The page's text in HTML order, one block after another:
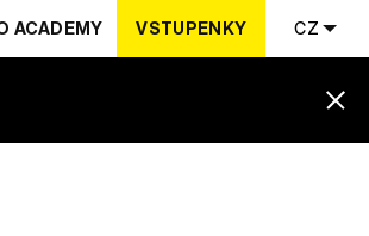
ACADEMY VSTUPENKY CZ